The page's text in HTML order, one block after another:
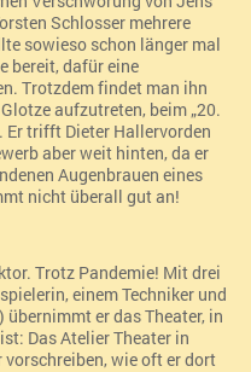
Schlosser mehrere
sowieso schon länger mal
bereit, dafür eine
Trotzdem findet man ihn
aufzutreten, beim „20.
Er trifft Dieter Hallervorden
aber weit hinten, da er
Augenbrauen eines
nicht überall gut an!
Trotz Pandemie! Mit drei
einem Techniker und
er das Theater, in
DasAtelier Theater in
wie oft er dort